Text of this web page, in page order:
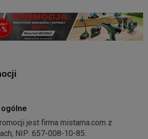
jest firma mistama.com z
, NIP: 657-008-10-85.